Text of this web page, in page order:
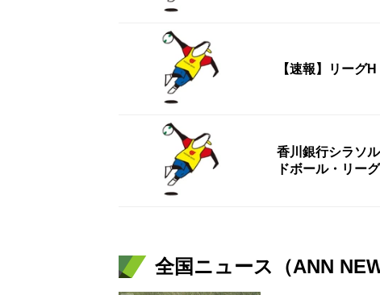
【速報】リー
香川銀行シラソ
ドボール・リー
全国ニュース（ANN